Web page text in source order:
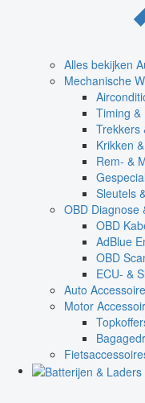
Alles bekijken
Mechanische
Timing &
Trekkers
Krikken
Rem- &
Sleutels
OBD Diagnose
OBD
AdBlue
OBD
ECU- &
Auto
Motor